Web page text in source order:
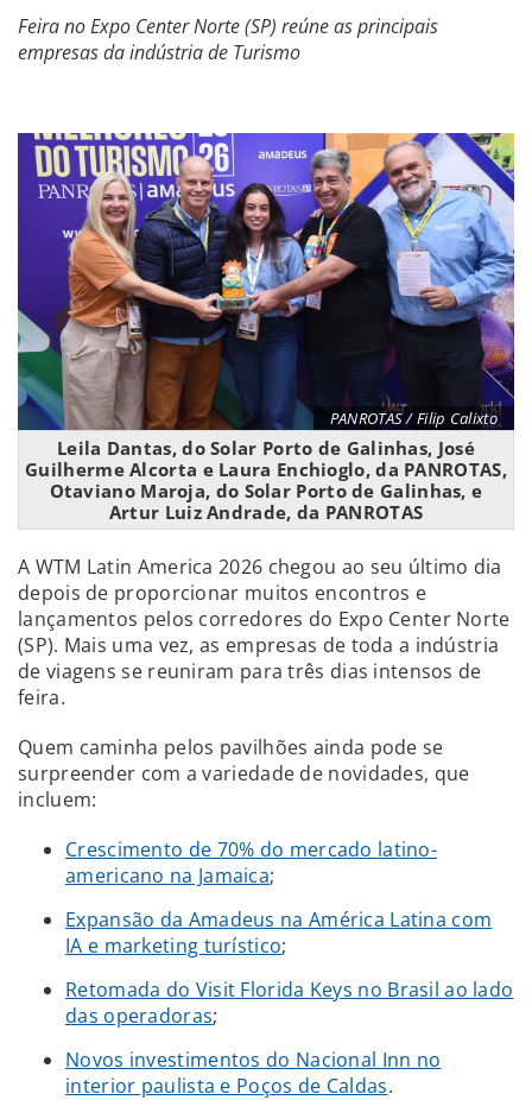
Feira no Expo Center Norte (SP) reúne as principais
empresas da indústria de Turismo
PANROTAS / Filip Calixto
Leila Dantas, do Solar Porto de Galinhas, José
Guilherme Alcorta e Laura Enchioglo, da PANROTAS,
Otaviano Maroja, do Solar Porto de Galinhas, e
Artur Luiz Andrade, da PANROTAS
A WTM Latin America 2026 chegou ao seu último dia
depois de proporcionar muitos encontros e
lançamentos pelos corredores do Expo Center Norte
(SP). Mais uma vez, as empresas de toda a indústria
de viagens se reuniram para três dias intensos de
feira.
Quem caminha pelos pavilhões ainda pode se
surpreender com a variedade de novidades, que
incluem:
Crescimento de 70% do mercado latino-
americano na Jamaica;
Expansão da Amadeus na América Latina com
IA e marketing turístico;
Retomada do Visit Florida Keys no Brasil ao lado
das operadoras;
Novos investimentos do Nacional Inn no
interior paulista e Poços de Caldas.